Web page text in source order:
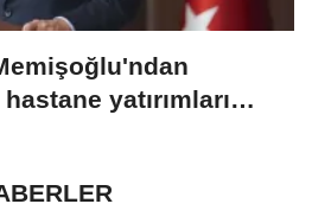
yatırımları